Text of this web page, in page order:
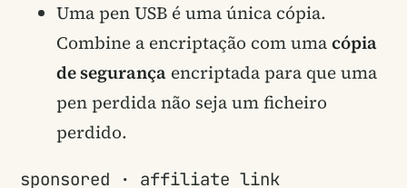
Uma pen USB é uma única cópia.
Combine a encriptação com umacópia
de segurança encriptada para que uma
pen perdida não seja um ficheiro
perdido.
sponsored · affiliate link